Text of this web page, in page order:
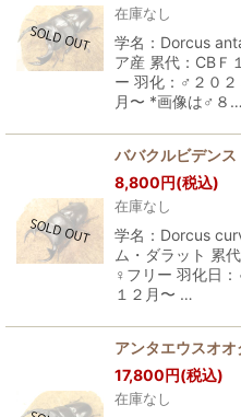
在庫なし
学名：Dorcus
ア産 累代：CB
ー 羽化：♂２０
月〜 *画像は♂８…
ババクルビデン
8,800円(税込)
在庫なし
学名：Dorcus
ム・ダラット 累
♀フリー 羽化日
１２月〜 …
アンタエウスオ
17,800円(税込)
在庫なし